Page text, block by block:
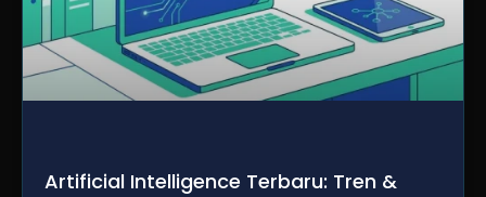
Artificial Intelligence Terbaru: Tren &